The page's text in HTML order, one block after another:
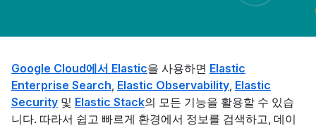
Google Cloud에서 Elastic을 사용하면 Elastic
Enterprise Search, Elastic Observability, Elastic
Security 및 Elastic Stack의 모든 기능을 활용할 수 있습
니다. 따라서 쉽고 빠르게 환경에서 정보를 검색하고, 데이